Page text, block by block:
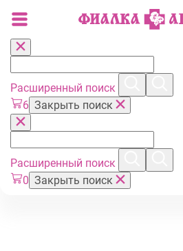
Расширенный поиск
6 Закрыть поиск
Расширенный поиск
0 Закрыть поиск